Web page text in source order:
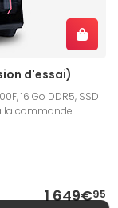
d'essai)
16 Go DDR5, SSD
la commande
1 649€95